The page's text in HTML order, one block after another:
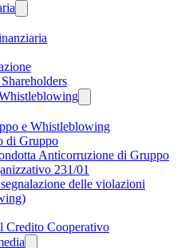
e Whistleblowing
di Gruppo
Anticorruzione di Gruppo
231/01
delle violazioni
Credito Cooperativo